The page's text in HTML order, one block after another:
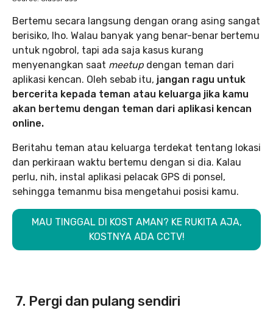
Bertemu secara langsung dengan orang asing sangat
berisiko, lho. Walau banyak yang benar-benar bertemu
untuk ngobrol, tapi ada saja kasus kurang
menyenangkan saat meetup dengan teman dari
aplikasi kencan. Oleh sebab itu, jangan ragu untuk
bercerita kepada teman atau keluarga jika kamu
akan bertemu dengan teman dari aplikasi kencan
online.
Beritahu teman atau keluarga terdekat tentang lokasi
dan perkiraan waktu bertemu dengan si dia. Kalau
perlu, nih, instal aplikasi pelacak GPS di ponsel,
sehingga temanmu bisa mengetahui posisi kamu.
MAU TINGGAL DI KOST AMAN? KE RUKITA AJA,
KOSTNYA ADA CCTV!
7. Pergi dan pulang sendiri